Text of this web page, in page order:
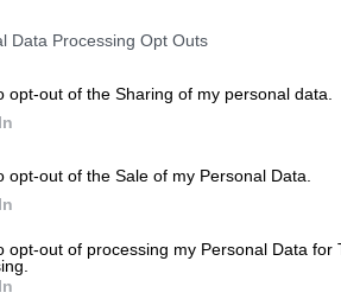
Data Processing Opt Outs
opt-out of the Sharing of my personal data.
opt-out of the Sale of my Personal Data.
opt-out of processing my Personal Data for